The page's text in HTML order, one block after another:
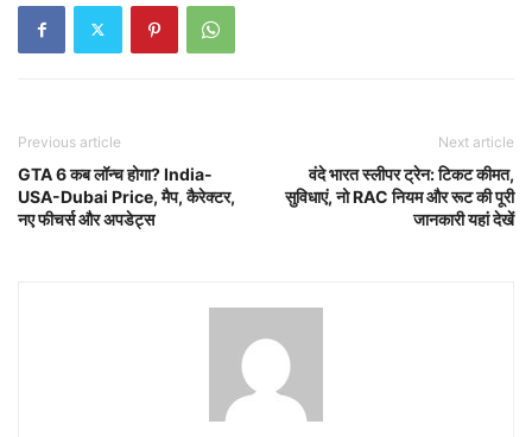
Previous article
GTA 6 कब लॉन्च होगा? India-
USA-Dubai Price, मैप, कैरेक्टर,
नए फीचर्स और अपडेट्स
Next article
वंदे भारत स्लीपर ट्रेन: टिकट कीमत,
सुविधाएं, नो RAC नियम और रूट की पूरी
जानकारी यहां देखें